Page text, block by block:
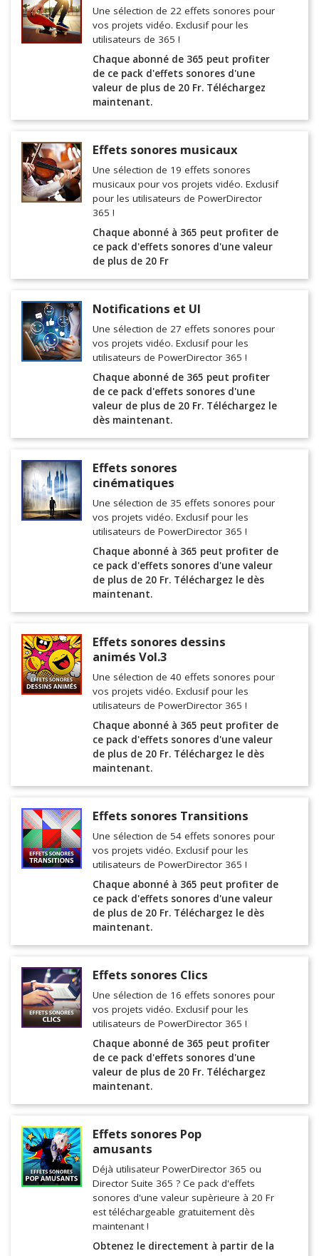
Une sélection de 22 effets sonores pour
vos projets vidéo. Exclusif pour les
utilisateurs de 365 !
Chaque abonné de 365 peut profiter
de ce pack d'effets sonores d'une
valeur de plus de 20 Fr. Téléchargez
maintenant.
Effets sonores musicaux
Une sélection de 19 effets sonores
musicaux pour vos projets vidéo. Exclusif
pour les utilisateurs de PowerDirector
365 !
Chaque abonné à 365 peut profiter de
ce pack d'effets sonores d'une valeur
de plus de 20 Fr
Notifications et UI
Une sélection de 27 effets sonores pour
vos projets vidéo. Exclusif pour les
utilisateurs de PowerDirector 365 !
Chaque abonné de 365 peut profiter
de ce pack d'effets sonores d'une
valeur de plus de 20 Fr. Téléchargez le
dès maintenant.
Effets sonores
cinématiques
Une sélection de 35 effets sonores pour
vos projets vidéo. Exclusif pour les
utilisateurs de PowerDirector 365 !
Chaque abonné à 365 peut profiter de
ce pack d'effets sonores d'une valeur
de plus de 20 Fr. Téléchargez le dès
maintenant.
Effets sonores dessins
animés Vol.3
Une sélection de 40 effets sonores pour
vos projets vidéo. Exclusif pour les
utilisateurs de PowerDirector 365 !
Chaque abonné à 365 peut profiter de
ce pack d'effets sonores d'une valeur
de plus de 20 Fr. Téléchargez le dès
maintenant.
Effets sonores Transitions
Une sélection de 54 effets sonores pour
vos projets vidéo. Exclusif pour les
utilisateurs de PowerDirector 365 !
Chaque abonné à 365 peut profiter de
ce pack d'effets sonores d'une valeur
de plus de 20 Fr. Téléchargez le dès
maintenant.
Effets sonores Clics
Une sélection de 16 effets sonores pour
vos projets vidéo. Exclusif pour les
utilisateurs de PowerDirector 365 !
Chaque abonné de 365 peut profiter
de ce pack d'effets sonores d'une
valeur de plus de 20 Fr. Téléchargez
maintenant.
Effets sonores Pop
amusants
Déjà utilisateur PowerDirector 365 ou
Director Suite 365 ? Ce pack d'effets
sonores d'une valeur supèrieure à 20 Fr
est téléchargeable gratuitement dès
maintenant !
Obtenez le directement à partir de la